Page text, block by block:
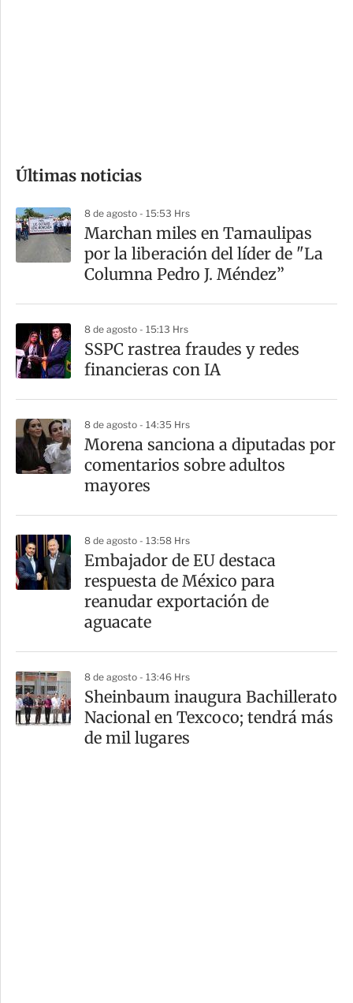
m
a
t
Últimas noticias
8 de agosto - 15:53 Hrs
Marchan miles en Tamaulipas
por la liberación del líder de "La
Columna Pedro J. Méndez”
8 de agosto - 15:13 Hrs
SSPC rastrea fraudes y redes
financieras con IA
8 de agosto - 14:35 Hrs
Morena sanciona a diputadas por
comentarios sobre adultos
mayores
8 de agosto - 13:58 Hrs
Embajador de EU destaca
respuesta de México para
reanudar exportación de
aguacate
8 de agosto - 13:46 Hrs
Sheinbaum inaugura Bachillerato
Nacional en Texcoco; tendrá más
de mil lugares